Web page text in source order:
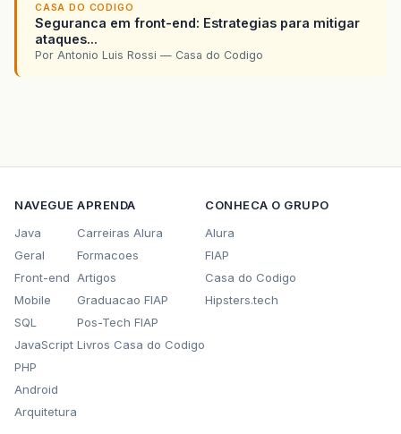
CASA DO CODIGO
Seguranca em front-end: Estrategias para mitigar
ataques...
Por Antonio Luis Rossi — Casa do Codigo
NAVEGUE
Java
Geral
Front-end
Mobile
SQL
JavaScript
PHP
Android
Arquitetura
APRENDA
Carreiras Alura
Formacoes
Artigos
Graduacao FIAP
Pos-Tech FIAP
Livros Casa do Codigo
CONHECA O GRUPO
Alura
FIAP
Casa do Codigo
Hipsters.tech